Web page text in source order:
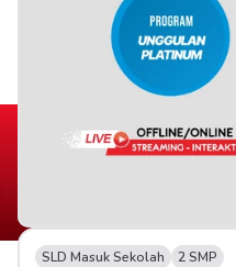
SLD Masuk Sekolah 2 SMP